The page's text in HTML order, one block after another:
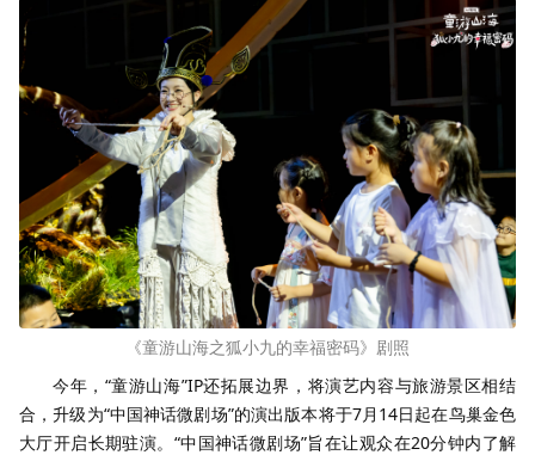
《童游山海之狐小九的幸福密码》剧照
今年，“童游山海”IP还拓展边界，将演艺内容与旅游景区相结
合，升级为“中国神话微剧场”的演出版本将于7月14日起在鸟巢金色
大厅开启长期驻演。“中国神话微剧场”旨在让观众在20分钟内了解